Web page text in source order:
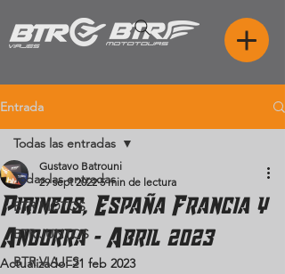
Entrada
Todas las entradas
BTR MOTOS
BTR JUNTOS
BTR VIAJES
Todas las entradas
Pirineos, España Francia y
Andorra - Abril 2023
Gustavo Batrouni
29 sept 2022 5 min de lectura
Actualizado:21 feb 2023